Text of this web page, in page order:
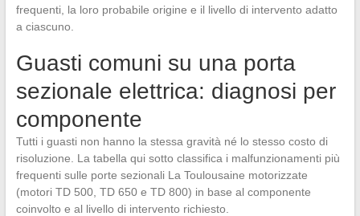
frequenti, la loro probabile origine e il livello di intervento adatto
a ciascuno.
Guasti comuni su una porta
sezionale elettrica: diagnosi per
componente
Tutti i guasti non hanno la stessa gravità né lo stesso costo di
risoluzione. La tabella qui sotto classifica i malfunzionamenti più
frequenti sulle porte sezionali La Toulousaine motorizzate
(motori TD 500, TD 650 e TD 800) in base al componente
coinvolto e al livello di intervento richiesto.